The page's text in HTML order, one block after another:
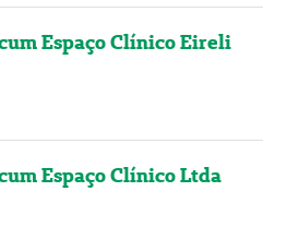
Espaço Clínico Eireli
Espaço Clínico Ltda